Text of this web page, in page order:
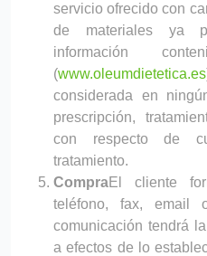
servicio ofrecido con
de materiales ya
información
(www.oleumdietetica.es
considerada en
prescripción,
con respecto de
tratamiento.
CompraEl cliente
teléfono, fax, email
comunicación tendrá
a efectos de lo